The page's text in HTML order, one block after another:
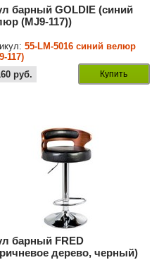
барный GOLDIE (синий
(MJ9-117))
55-LM-5016 синий велюр
117)
руб. Купить
барный FRED
дерево, черный)